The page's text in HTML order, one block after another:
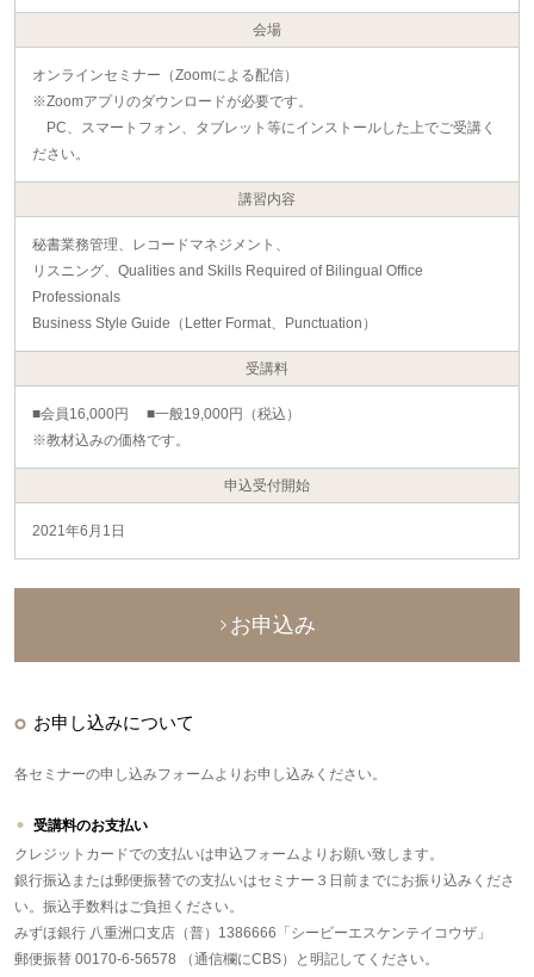
会場
オンラインセミナー（Zoomによる配信）
※Zoomアプリのダウンロードが必要です。
PC、スマートフォン、タブレット等にインストールした上でご受講く
ださい。
講習内容
秘書業務管理、レコードマネジメント、
リスニング、Qualities and Skills Required of Bilingual Office
Professionals
Business Style Guide（Letter Format、Punctuation）
受講料
■会員16,000円 ■一般19,000円（税込）
※教材込みの価格です。
申込受付開始
2021年6月1日
お申込み
お申し込みについて
各セミナーの申し込みフォームよりお申し込みください。
受講料のお支払い
クレジットカードでの支払いは申込フォームよりお願い致します。
銀行振込または郵便振替での支払いはセミナー３日前までにお振り込みくださ
い。振込手数料はご負担ください。
みずほ銀行 八重洲口支店（普）1386666「シービーエスケンテイコウザ」
郵便振替 00170-6-56578 （通信欄にCBS）と明記してください。